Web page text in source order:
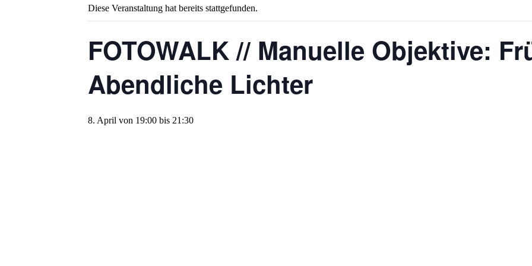
Diese Veranstaltung hat bereits stattgefunden.
FOTOWALK // Manuelle Objektive:
Abendliche Lichter
8. April von 19:00 bis 21:30